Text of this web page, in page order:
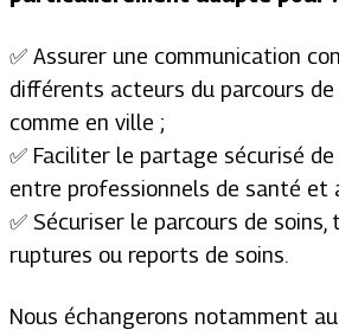
✅ Assurer une communication
différents acteurs du parcours de
comme en ville ;
✅ Faciliter le partage sécurisé
entre professionnels de santé et
✅ Sécuriser le parcours de
ruptures ou reports de soins.
Nous échangerons notamment